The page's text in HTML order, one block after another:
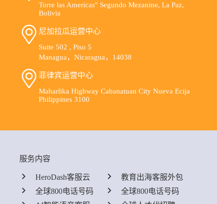
Torre las Americas" Segundo Mezanine, La Paz,
Bolivia
尼加拉瓜运营中心
Suite 502 , Piso 5
Managua，Nicaragua，14038
菲律宾运营中心
Maharlika Highway Cabanatuan City Nueva Ecija
Philippines 3100
服务内容
HeroDash客服云
全球800电话号码
教育出海客服外包
全球800电话号码